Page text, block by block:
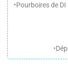
•Pourboires de